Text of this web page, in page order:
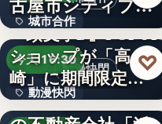
城市合作
文字
モーシ…
動漫快閃
今天 16:30
動漫快閃
『頭文字D』POPUP
ショップが「高
崎」に期間限定で
登場…
♡
1970年創業の長崎